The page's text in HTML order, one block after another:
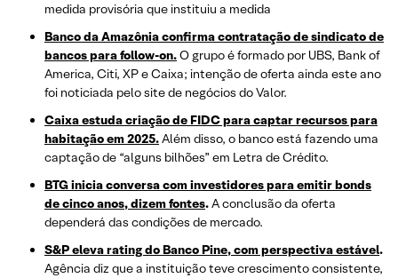
medida provisória que instituiu a medida
Banco da Amazônia confirma contratação de sindicato de
bancos para follow-on.O grupo é formado por UBS, Bank of
America, Citi, XP e Caixa; intenção de oferta ainda este ano
foi noticiada pelo site de negócios do Valor.
Caixa estuda criação de FIDC para captar recursos para
habitação em 2025.Além disso, o banco está fazendo uma
captação de “alguns bilhões” em Letra de Crédito.
BTG inicia conversa com investidores para emitir bonds
de cinco anos, dizem fontes.A conclusão da oferta
dependerá das condições de mercado.
S&P eleva rating do Banco Pine, com perspectiva estável.
Agência diz que a instituição teve crescimento consistente,